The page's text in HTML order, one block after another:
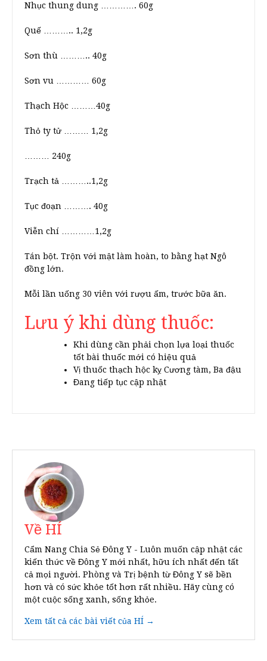
Nhục thung dung …………. 60g
Quế ……….. 1,2g
Sơn thù ……….. 40g
Sơn vu ………… 60g
Thạch Hộc ………40g
Thỏ ty tử ……… 1,2g
……… 240g
Trạch tả ………..1,2g
Tục đoạn ………. 40g
Viễn chí …………1,2g
Tán bột. Trộn với mật làm hoàn, to bằng hạt Ngô
đồng lớn.
Mỗi lần uống 30 viên với rượu ấm, trước bữa ăn.
Lưu ý khi dùng thuốc:
Khi dùng cần phải chọn lựa loại thuốc
tốt bài thuốc mới có hiệu quả
Vị thuốc thạch hộc kỵ Cương tàm, Ba đậu
Đang tiếp tục cập nhật
Về HÍ
Cẩm Nang Chia Sẻ Đông Y - Luôn muốn cập nhật các
kiến thức về Đông Y mới nhất, hữu ích nhất đến tất
cả mọi người. Phòng và Trị bệnh từ Đông Y sẽ bền
hơn và có sức khỏe tốt hơn rất nhiều. Hãy cùng có
một cuộc sống xanh, sống khỏe.
Xem tất cả các bài viết của HÍ →